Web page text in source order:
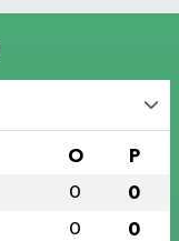
O P
0 0
0 0